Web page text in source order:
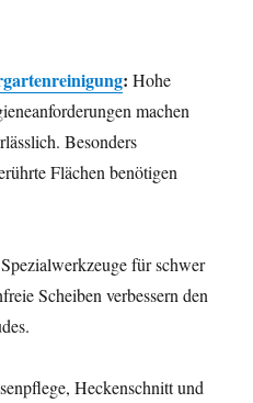
: Hohe
machen
Besonders
Flächen benötigen
für schwer
Scheiben verbessern den
Heckenschnitt und